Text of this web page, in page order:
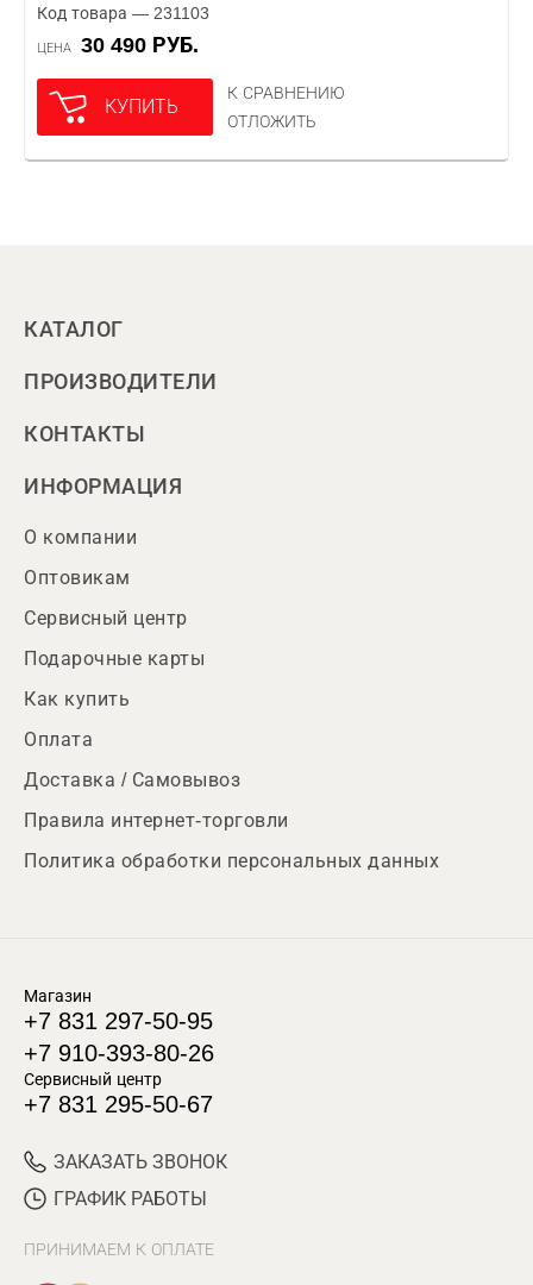
Код товара — 231103
ЦЕНА 30 490 РУБ.
КУПИТЬ
К СРАВНЕНИЮ
ОТЛОЖИТЬ
КАТАЛОГ
ПРОИЗВОДИТЕЛИ
КОНТАКТЫ
ИНФОРМАЦИЯ
О компании
Оптовикам
Сервисный центр
Подарочные карты
Как купить
Оплата
Доставка / Самовывоз
Правила интернет-торговли
Политика обработки персональных данных
Магазин
+7 831 297-50-95
+7 910-393-80-26
Сервисный центр
+7 831 295-50-67
ЗАКАЗАТЬ ЗВОНОК
ГРАФИК РАБОТЫ
ПРИНИМАЕМ К ОПЛАТЕ